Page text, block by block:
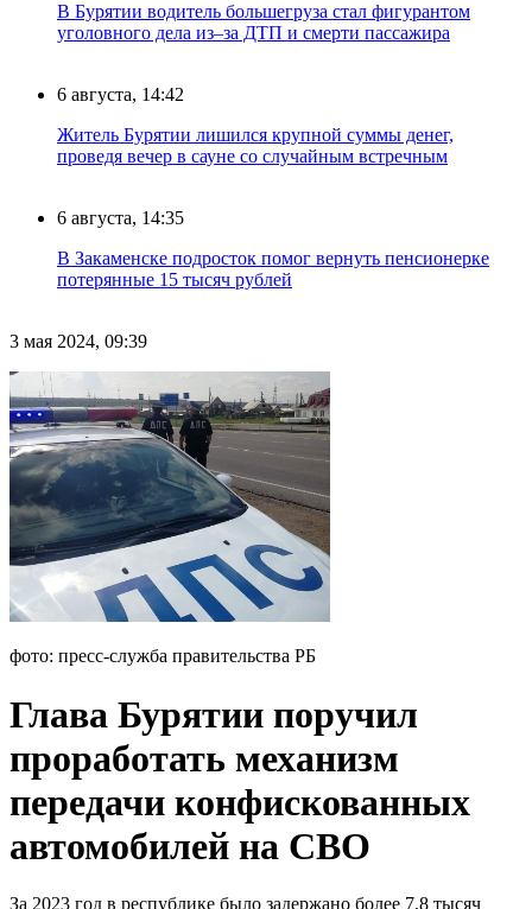
В Бурятии водитель большегруза стал фигурантом
уголовного дела из–за ДТП и смерти пассажира
6 августа, 14:42
Житель Бурятии лишился крупной суммы денег,
проведя вечер в сауне со случайным встречным
6 августа, 14:35
В Закаменске подросток помог вернуть пенсионерке
потерянные 15 тысяч рублей
3 мая 2024, 09:39
фото: пресс-служба правительства РБ
Глава Бурятии поручил
проработать механизм
передачи конфискованных
автомобилей на СВО
За 2023 год в республике было задержано более 7,8 тысяч